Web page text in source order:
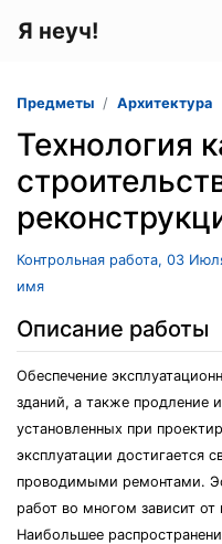
Я неуч!
Предметы Архитектура
Технология
Контрольная работа, 03
имя
Описание работы
Обеспечение
зданий, а также продление
установленных при
эксплуатации достигается
проводимыми ремонтами.
работ во многом зависит
Наибольшее